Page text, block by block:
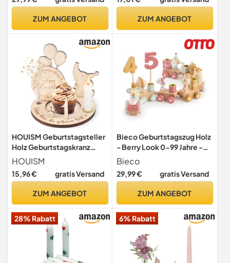
Geburtstag Zug
Geburtstagskranz
Geburtstagsring Deko
ZUM ANGEBOT
Geburtstagstisch mit
Jungen, Perfekte Deko für
12cm x 7cm, ab 1 Jahr
ZUM ANGEBOT
HOUISM Geburtstagsteller
Holz Geburtstagskranz
Geburtstagsdeko mit
Gravur,Kerzenhalter, Vase
& Zahlen, Jahreszahlen 0-9,
Geburtstagsteller als
HOUISM
15,96 € gratis Versand
ZUM ANGEBOT
Bieco Geburtstagszug Holz
- Berry Look 0-99 Jahre -
Junge - Mädchen 1
geburtstag
Geburtstagsring
Geburtstagskranz Kerzen
Bieco
29,99 € gratis Versand
ZUM ANGEBOT
28% Rabatt 6% Rabatt